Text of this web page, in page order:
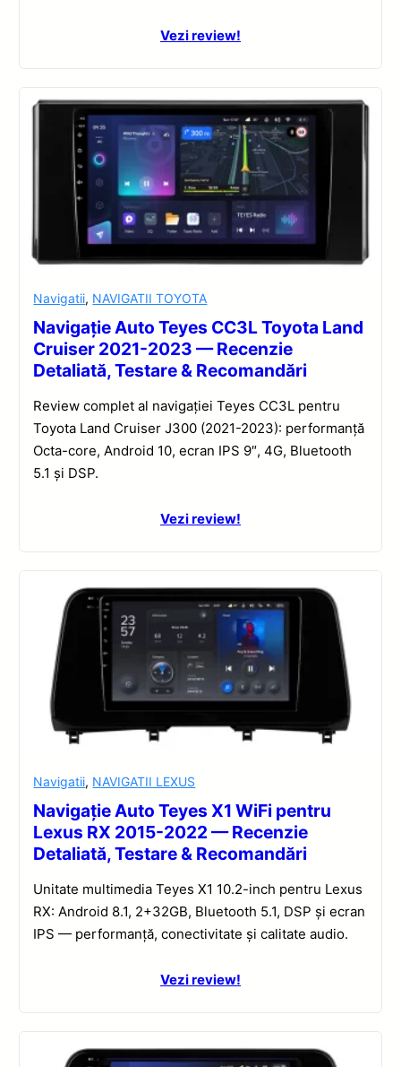
Vezi review!
Navigatii, NAVIGATII TOYOTA
Navigație Auto Teyes CC3L Toyota Land
Cruiser 2021-2023 — Recenzie
Detaliată, Testare & Recomandări
Review complet al navigației Teyes CC3L pentru
Toyota Land Cruiser J300 (2021-2023): performanță
Octa-core, Android 10, ecran IPS 9″, 4G, Bluetooth
5.1 și DSP.
Vezi review!
Navigatii, NAVIGATII LEXUS
Navigație Auto Teyes X1 WiFi pentru
Lexus RX 2015-2022 — Recenzie
Detaliată, Testare & Recomandări
Unitate multimedia Teyes X1 10.2-inch pentru Lexus
RX: Android 8.1, 2+32GB, Bluetooth 5.1, DSP și ecran
IPS — performanță, conectivitate și calitate audio.
Vezi review!